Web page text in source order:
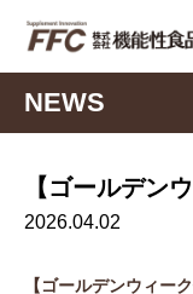
NEWS
【ゴールデン
2026.04.02
【ゴールデンウィー